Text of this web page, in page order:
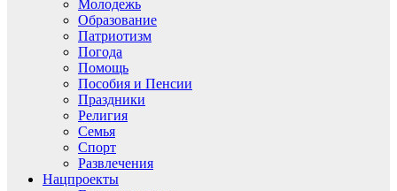
Молодежь
Образование
Патриотизм
Погода
Помощь
Пособия и Пенсии
Праздники
Религия
Семья
Спорт
Развлечения
Нацпроекты